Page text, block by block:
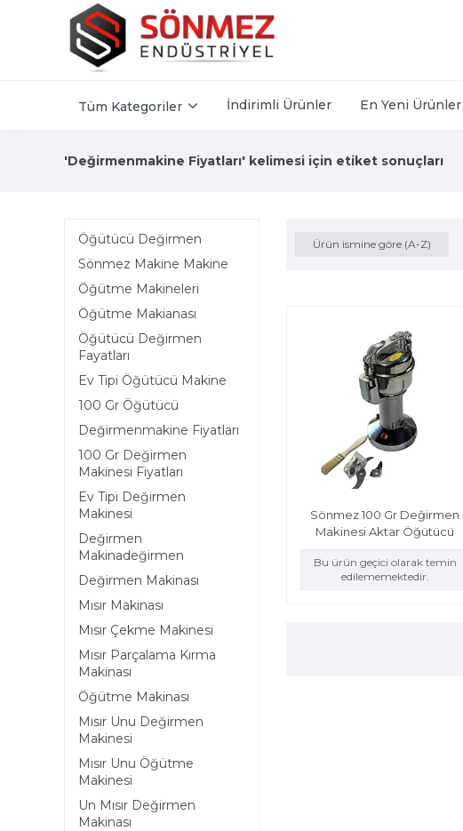
Tüm Kategoriler İndirimli Ürünler En Yeni Ürünler
'Değirmenmakine Fiyatları' kelimesi için etiket sonuçları
Öğütücü Değirmen
Sönmez Makine Makine
Öğütme Makineleri
Öğütme Makianası
Öğütücü Değirmen
Fayatları
Ev Tipi Öğütücü Makine
100 Gr Öğütücü
Değirmenmakine Fiyatları
100 Gr Değirmen
Makinesi Fiyatları
Ev Tipi Değirmen
Makinesi
Değirmen
Makinadeğirmen
Değirmen Makinası
Mısır Makinası
Mısır Çekme Makinesi
Mısır Parçalama Kırma
Makinası
Öğütme Makinası
Mısır Unu Değirmen
Makinesi
Mısır Unu Öğütme
Makinesi
Un Mısır Değirmen
Makinası
Ürün ismine göre (A-Z)
Sönmez 100 Gr Değirmen
Makinesi Aktar Öğütücü
Bu ürün geçici olarak temin
edilememektedir.